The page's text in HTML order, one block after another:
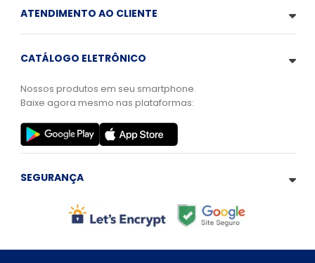
ATENDIMENTO AO CLIENTE
CATÁLOGO ELETRÔNICO
Nossos produtos em seu smartphone.
Baixe agora mesmo nas plataformas:
SEGURANÇA